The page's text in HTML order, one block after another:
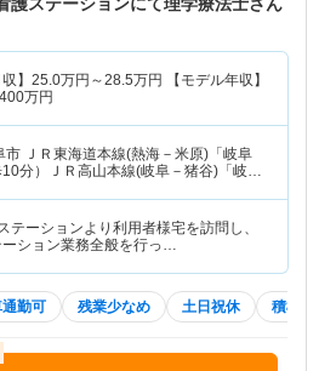
】 25.0万円～28.5万円
【モデル年収】
400万円
市 ＪＲ東海道本線(熱海－米原)「岐阜
分）ＪＲ高山本線(岐阜－猪谷)「岐阜
テーションより利用者様宅を訪問し、
ーション業務全般を行っ…
勤可 残業少なめ 土日祝休 積極採